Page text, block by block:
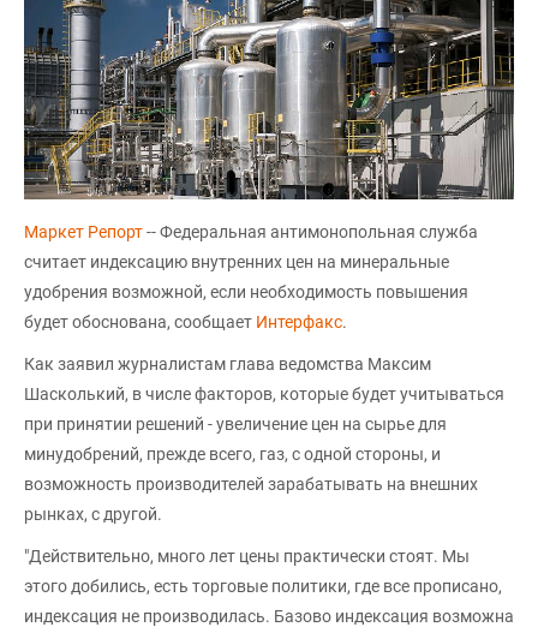
Маркет Репорт-- Федеральная антимонопольная служба
считает индексацию внутренних цен на минеральные
удобрения возможной, если необходимость повышения
будет обоснована, сообщает Интерфакс.
Как заявил журналистам глава ведомства Максим
Шасколький, в числе факторов, которые будет учитываться
при принятии решений - увеличение цен на сырье для
минудобрений, прежде всего, газ, с одной стороны, и
возможность производителей зарабатывать на внешних
рынках, с другой.
"Действительно, много лет цены практически стоят. Мы
этого добились, есть торговые политики, где все прописано,
индексация не производилась. Базово индексация возможна